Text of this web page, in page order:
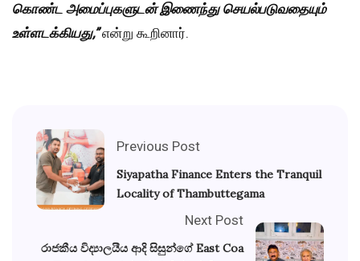
கொண்ட அமைப்புகளுடன் இணைந்து செயல்படுவதையும்
உள்ளடக்கியது,”என்று கூறினார்.
Previous Post
Siyapatha Finance Enters the Tranquil
Locality of Thambuttegama
Next Post
රාජකීය විද්‍යාලයීය ආදි සිසුන්ගේ East Coa